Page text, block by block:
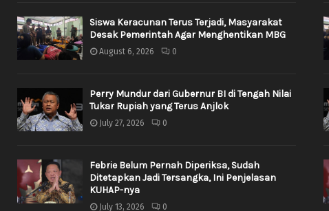
Siswa Keracunan Terus Terjadi, Masyarakat
Desak Pemerintah Agar Menghentikan MBG
August 6, 2026 0
Perry Mundur dari Gubernur BI di Tengah Nilai
Tukar Rupiah yang Terus Anjlok
July 27, 2026 0
Febrie Belum Pernah Diperiksa, Sudah
Ditetapkan Jadi Tersangka, Ini Penjelasan
KUHAP-nya
July 13, 2026 0